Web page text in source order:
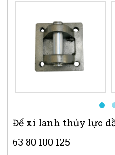
Đế xi lanh thủy lực
63 80 100 125